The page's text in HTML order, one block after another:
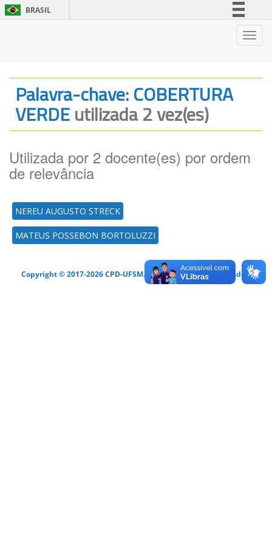
BRASIL
Legislação
Canais
Palavra-chave: COBERTURA
VERDEutilizada 2 vez(es)
Utilizada por 2 docente(es) por ordem
de relevância
NEREU AUGUSTO STRECK
MATEUS POSSEBON BORTOLUZZI
Copyright © 2017-2026 CPD-UFSM. Todos os direitos reservados.